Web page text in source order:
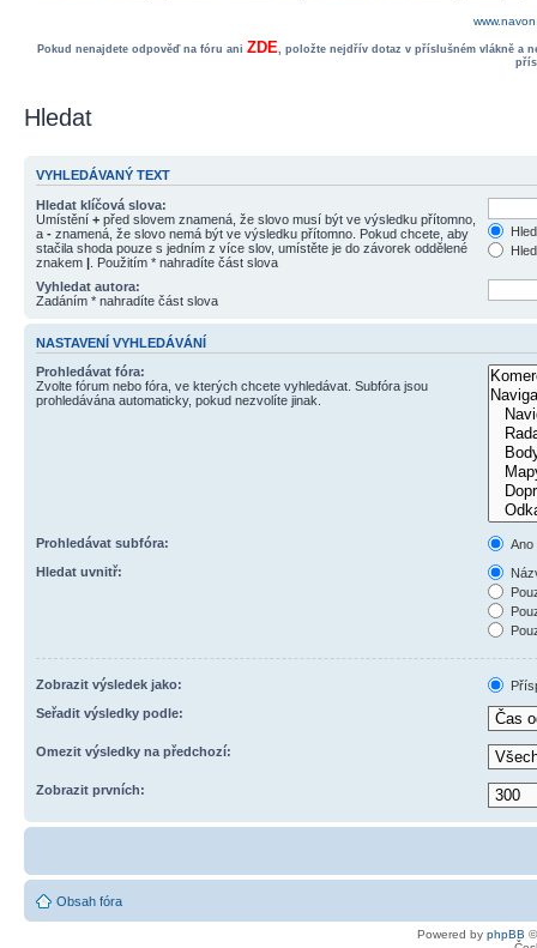
Pokud nenajdete odpověď na fóru ani ZDE, položte nejdřív dotaz v příslušném vlákně a
Hledat
VYHLEDÁVANÝ TEXT
Hledat klíčová slova:
Umístění + před slovem znamená, že slovo musí být ve výsledku přítomno,
a - znamená, že slovo nemá být ve výsledku přítomno. Pokud chcete, aby
stačila shoda pouze s jedním z více slov, umístěte je do závorek oddělené
znakem | . Použitím * nahradíte část slova
Vyhledat autora:
Zadáním * nahradíte část slova
NASTAVENÍ VYHLEDÁVÁNÍ
Prohledávat fóra:
Zvolte fórum nebo fóra, ve kterých chcete vyhledávat. Subfóra jsou
prohledávána automaticky, pokud nezvolíte jinak.
Prohledávat subfóra:
Ano
Hledat uvnitř:
Zobrazit výsledek jako:
Seřadit výsledky podle:
Omezit výsledky na předchozí:
Zobrazit prvních:
Obsah fóra
Powered by phpBB